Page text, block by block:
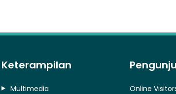
Keterampilan
Multimedia
Online